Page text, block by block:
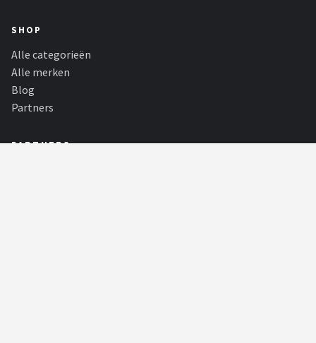
SHOP
Alle categorieën
Alle merken
Blog
Partners
PARTNERS